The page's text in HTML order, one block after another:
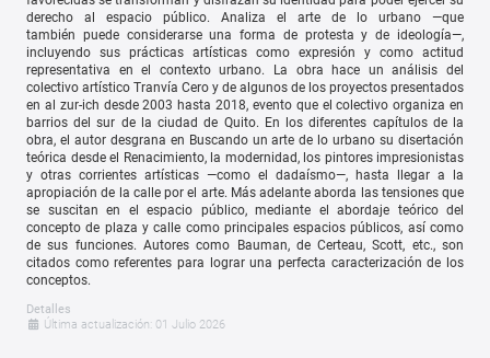
derecho al espacio público. Analiza el arte de lo urbano —que
también puede considerarse una forma de protesta y de ideología—,
incluyendo sus prácticas artísticas como expresión y como actitud
representativa en el contexto urbano. La obra hace un análisis del
colectivo artístico Tranvía Cero y de algunos de los proyectos presentados
en al zur-ich desde 2003 hasta 2018, evento que el colectivo organiza en
barrios del sur de la ciudad de Quito. En los diferentes capítulos de la
obra, el autor desgrana en Buscando un arte de lo urbano su disertación
teórica desde el Renacimiento, la modernidad, los pintores impresionistas
y otras corrientes artísticas —como el dadaísmo—, hasta llegar a la
apropiación de la calle por el arte. Más adelante aborda las tensiones que
se suscitan en el espacio público, mediante el abordaje teórico del
concepto de plaza y calle como principales espacios públicos, así como
de sus funciones. Autores como Bauman, de Certeau, Scott, etc., son
citados como referentes para lograr una perfecta caracterización de los
conceptos.
Detalles
Última actualización: 01 Julio 2026